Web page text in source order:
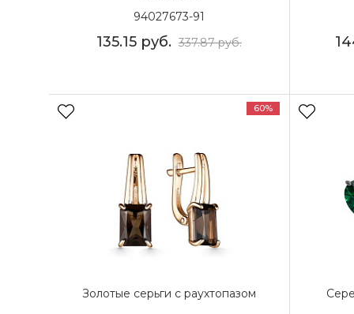
94027673-91
135.15 руб. 337.87руб.
60%
Золотые серьги с раухтопазом